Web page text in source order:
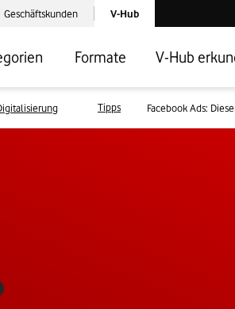
Webseite: Zum Privatkundenbereich
Verlassen der V-Hub Webseite: Zum
Geschäftskunden Laden der V-Hub Startseite
V-Hub
Formate V-Hub
Tipps Facebook Ads: